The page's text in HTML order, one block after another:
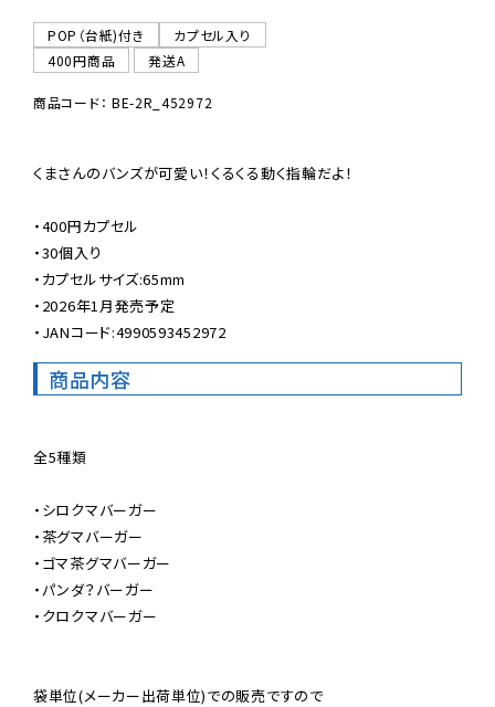
POP（台紙)付き
カプセル入り
400円商品
発送A
商品コード： BE-2R_452972
くまさんのバンズが可愛い！くるくる動く指輪だよ！
・400円カプセル
・30個入り
・カプセルサイズ:65mm
・2026年1月発売予定
・JANコード:4990593452972
商品内容
全5種類
・シロクマバーガー
・茶グマバーガー
・ゴマ茶グマバーガー
・パンダ？バーガー
・クロクマバーガー
袋単位(メーカー出荷単位)での販売ですので